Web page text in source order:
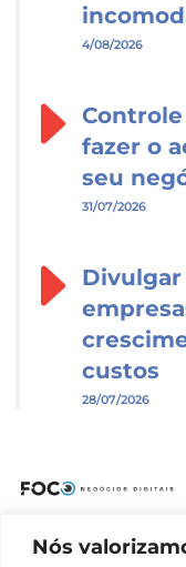
Nós
4/08/2026
fazer o
seu
31/07/2026
custos
28/07/2026